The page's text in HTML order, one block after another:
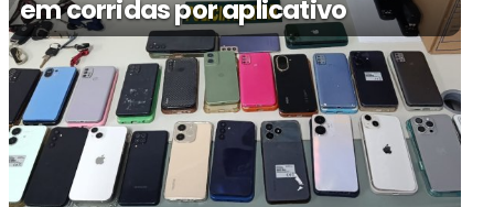
em corridas por aplicativo